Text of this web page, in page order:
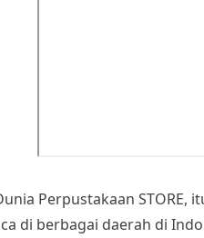
Perpustakaan
di berbagai daerah di